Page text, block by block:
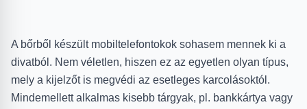
A bőrből készült mobiltelefontokok sohasem mennek ki a
divatból. Nem véletlen, hiszen ez az egyetlen olyan típus,
mely a kijelzőt is megvédi az esetleges karcolásoktól.
Mindemellett alkalmas kisebb tárgyak, pl. bankkártya vagy